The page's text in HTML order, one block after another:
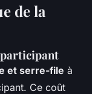
de la
et serre-file à
Ce coût